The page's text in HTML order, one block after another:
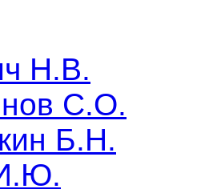
Н.В.
С.О.
Б.Н.